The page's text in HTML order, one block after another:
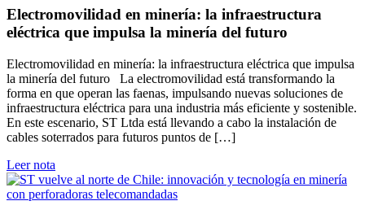
Electromovilidad en minería: la infraestructura
eléctrica que impulsa la minería del futuro
Electromovilidad en minería: la infraestructura eléctrica que impulsa
la minería del futuro La electromovilidad está transformando la
forma en que operan las faenas, impulsando nuevas soluciones de
infraestructura eléctrica para una industria más eficiente y sostenible.
En este escenario, ST Ltda está llevando a cabo la instalación de
cables soterrados para futuros puntos de […]
Leer nota